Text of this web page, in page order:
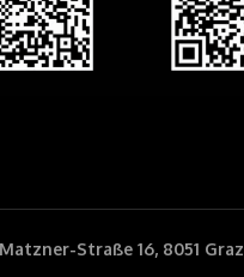
Straße 16, 8051 Graz